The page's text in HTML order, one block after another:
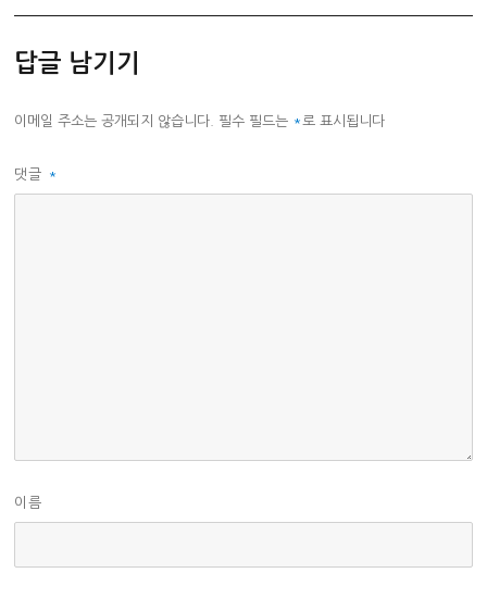
답글 남기기
이메일 주소는 공개되지 않습니다. 필수 필드는 *로 표시됩니다
댓글 *
이름